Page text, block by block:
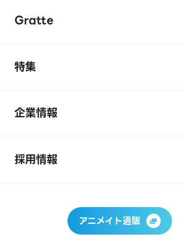
Gratte
特集
企業情報
採用情報
アニメイト通販